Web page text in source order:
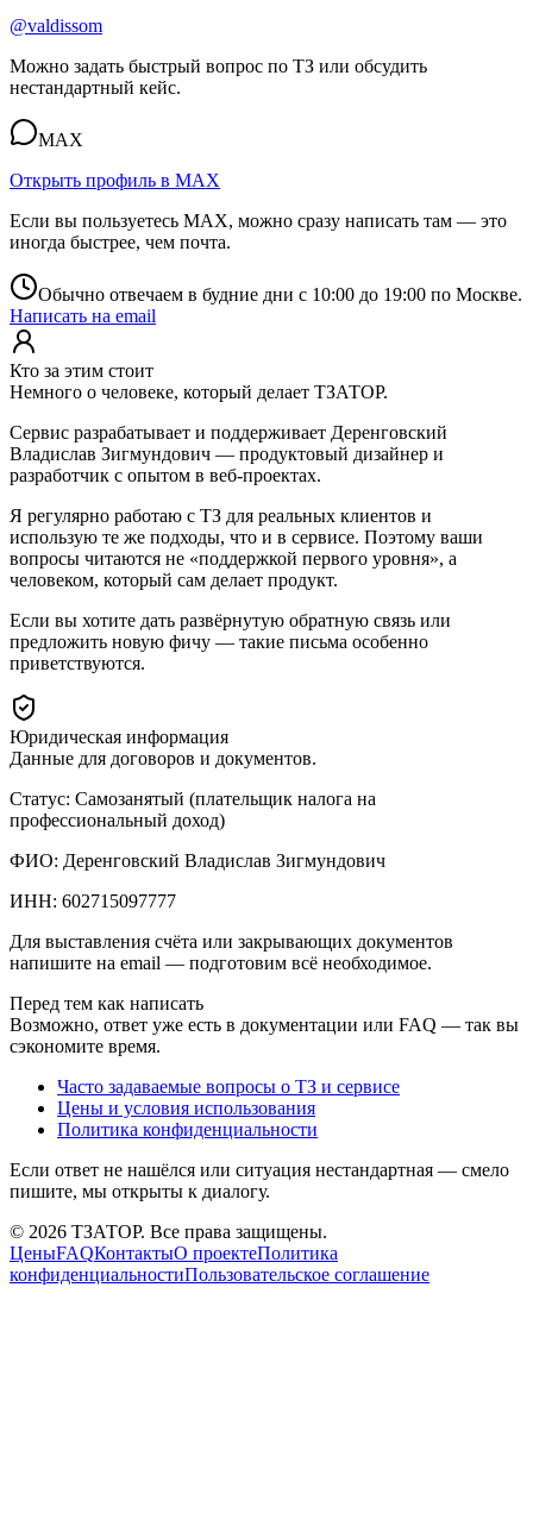
@valdissom
Можно задать быстрый вопрос по ТЗ или обсудить
нестандартный кейс.
MAX
Открыть профиль в MAX
Если вы пользуетесь MAX, можно сразу написать там — это
иногда быстрее, чем почта.
Обычно отвечаем в будние дни с 10:00 до 19:00 по Москве.
Написать на email
Кто за этим стоит
Немного о человеке, который делает ТЗАТОР.
Сервис разрабатывает и поддерживает Деренговский
Владислав Зигмундович — продуктовый дизайнер и
разработчик с опытом в веб‑проектах.
Я регулярно работаю с ТЗ для реальных клиентов и
использую те же подходы, что и в сервисе. Поэтому ваши
вопросы читаются не «поддержкой первого уровня», а
человеком, который сам делает продукт.
Если вы хотите дать развёрнутую обратную связь или
предложить новую фичу — такие письма особенно
приветствуются.
Юридическая информация
Данные для договоров и документов.
Статус: Самозанятый (плательщик налога на
профессиональный доход)
ФИО: Деренговский Владислав Зигмундович
ИНН: 602715097777
Для выставления счёта или закрывающих документов
напишите на email — подготовим всё необходимое.
Перед тем как написать
Возможно, ответ уже есть в документации или FAQ — так вы
сэкономите время.
Часто задаваемые вопросы о ТЗ и сервисе
Цены и условия использования
Политика конфиденциальности
Если ответ не нашёлся или ситуация нестандартная — смело
пишите, мы открыты к диалогу.
© 2026 ТЗАТОР. Все права защищены.
ЦеныFAQКонтактыО проектеПолитика
конфиденциальностиПользовательское соглашение